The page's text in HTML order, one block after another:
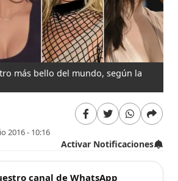
más bello del mundo, según la
2016 - 10:16
Activar Notificaciones
canal de WhatsApp